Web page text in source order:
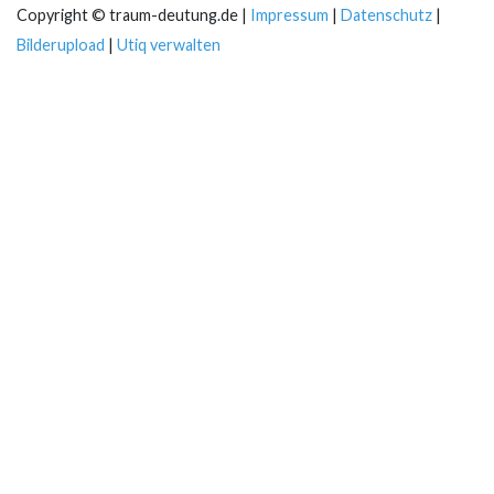
Copyright © traum-deutung.de | Impressum | Datenschutz |
Bilderupload | Utiq verwalten